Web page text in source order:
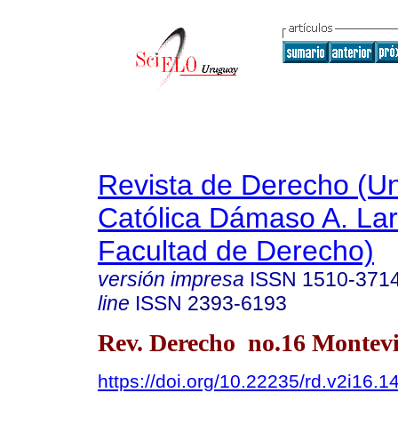
Revista de Derecho
Católica Dámaso A.
Facultad de Derecho)
versión impresa ISSN 1510-
line ISSN 2393-6193
Rev. Derecho no.16
https://doi.org/10.22235/